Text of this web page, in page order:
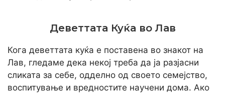
Деветтата Куќа во Лав
Кога деветтата куќа е поставена во знакот на
Лав, гледаме дека некој треба да ја разјасни
сликата за себе, одделно од своето семејство,
воспитување и вредностите научени дома. Ако